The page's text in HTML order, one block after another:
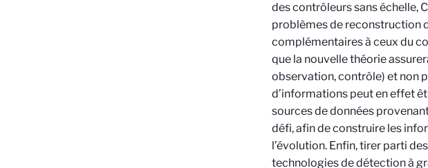
des contrôleurs sans échelle,
problèmes de reconstruction
complémentaires à ceux du
que la nouvelle théorie
observation, contrôle) et non
d’informations peut en effet
sources de données
défi, afin de construire les
l’évolution. Enfin, tirer parti
technologies de détection à